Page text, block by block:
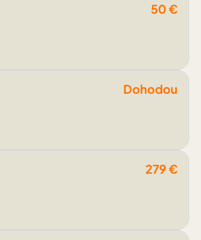
50 €
Dohodou
279€